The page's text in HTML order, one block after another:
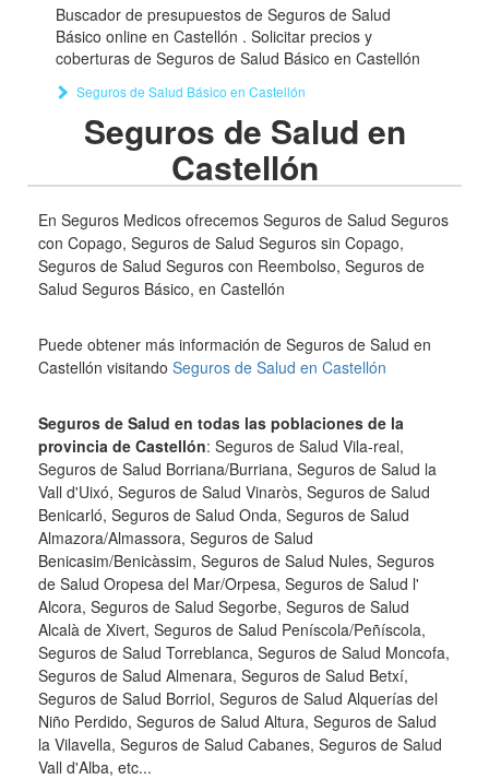
Buscador de presupuestos de Seguros de Salud
Básico online en Castellón . Solicitar precios y
coberturas de Seguros de Salud Básico en Castellón
Seguros de Salud Básico en Castellón
Seguros de Salud en
Castellón
En Seguros Medicos ofrecemos Seguros de Salud Seguros
con Copago, Seguros de Salud Seguros sin Copago,
Seguros de Salud Seguros con Reembolso, Seguros de
Salud Seguros Básico, en Castellón
Puede obtener más información de Seguros de Salud en
Castellón visitando Seguros de Salud en Castellón
Seguros de Salud en todas las poblaciones de la
provincia de Castellón: Seguros de Salud Vila-real,
Seguros de Salud Borriana/Burriana, Seguros de Salud la
Vall d'Uixó, Seguros de Salud Vinaròs, Seguros de Salud
Benicarló, Seguros de Salud Onda, Seguros de Salud
Almazora/Almassora, Seguros de Salud
Benicasim/Benicàssim, Seguros de Salud Nules, Seguros
de Salud Oropesa del Mar/Orpesa, Seguros de Salud l'
Alcora, Seguros de Salud Segorbe, Seguros de Salud
Alcalà de Xivert, Seguros de Salud Peníscola/Peñíscola,
Seguros de Salud Torreblanca, Seguros de Salud Moncofa,
Seguros de Salud Almenara, Seguros de Salud Betxí,
Seguros de Salud Borriol, Seguros de Salud Alquerías del
Niño Perdido, Seguros de Salud Altura, Seguros de Salud
la Vilavella, Seguros de Salud Cabanes, Seguros de Salud
Vall d'Alba, etc...